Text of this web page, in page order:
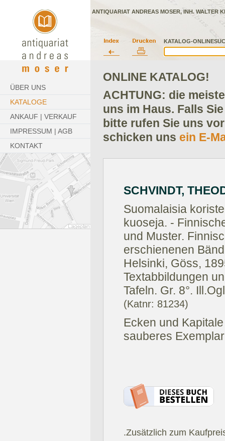
KATALOG-
ANTIQUARIAT ANDREAS MOSER, INH. WALTER
ÜBER UNS
KATALOGE
ANKAUF | VERKAUF
IMPRESSUM | AGB
KONTAKT
ONLINE KATALOG!
ACHTUNG: die
uns im Haus. Falls
bitte rufen Sie uns
schicken uns ein E-
SCHVINDT,
Suomalaisia
kuoseja. -
und Muster.
erschienenen
Helsinki, Göss,
Textabbildungen
Tafeln. Gr. 8°.
(Katnr: 81234)
Ecken und
sauberes
.Zusätzlich zum